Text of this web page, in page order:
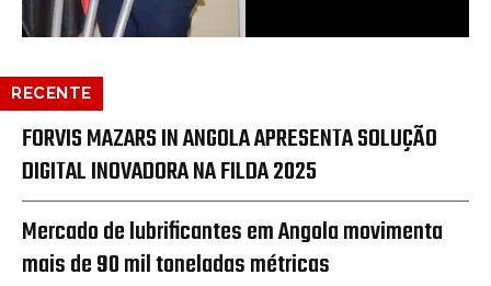
RECENTE
FORVIS MAZARS IN ANGOLA APRESENTA SOLUÇÃO
DIGITAL INOVADORA NA FILDA 2025
Mercado de lubrificantes em Angola movimenta
mais de 90 mil toneladas métricas